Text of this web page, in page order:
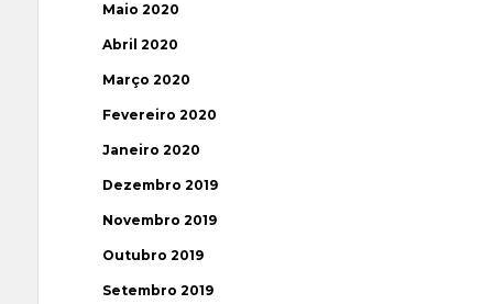
Maio 2020
Abril 2020
Março 2020
Fevereiro 2020
Janeiro 2020
Dezembro 2019
Novembro 2019
Outubro 2019
Setembro 2019